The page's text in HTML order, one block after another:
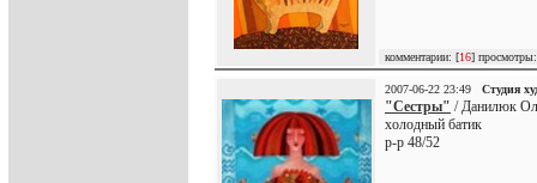
комментарии: [16]
2007-06-22 23:49 Студия
"Сестры" / Данилюк
холодный батик
р-р 48/52